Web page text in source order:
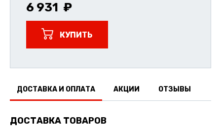
6 931
КУПИТЬ
ДОСТАВКА И ОПЛАТА АКЦИИ ОТЗЫВЫ
ДОСТАВКА ТОВАРОВ